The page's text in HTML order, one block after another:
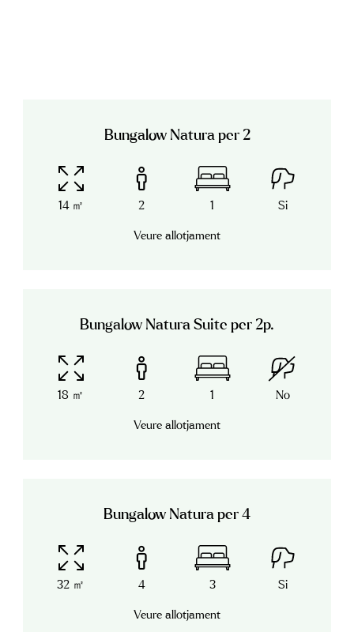
Bungalow Natura per 2
14 ㎡ 2 1 Si
Veure allotjament
Bungalow Natura Suite per 2p.
18 ㎡ 2 1 No
Veure allotjament
Bungalow Natura per 4
32 ㎡ 4 3 Si
Veure allotjament